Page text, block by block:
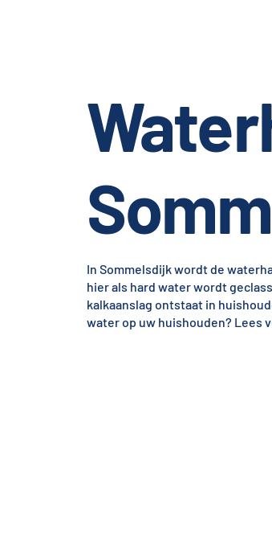
In Sommelsdijk wordt de
hier als hard water wordt
kalkaanslag ontstaat in
water op uw huishouden? Lees